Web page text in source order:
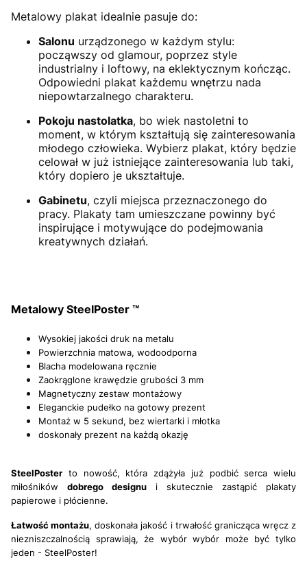
Metalowy plakat idealnie pasuje do:
Salonu urządzonego w każdym stylu:
począwszy od glamour, poprzez style
industrialny i loftowy, na eklektycznym kończąc.
Odpowiedni plakat każdemu wnętrzu nada
niepowtarzalnego charakteru.
Pokoju nastolatka, bo wiek nastoletni to
moment, w którym kształtują się zainteresowania
młodego człowieka. Wybierz plakat, który będzie
celował w już istniejące zainteresowania lub taki,
który dopiero je ukształtuje.
Gabinetu, czyli miejsca przeznaczonego do
pracy. Plakaty tam umieszczane powinny być
inspirujące i motywujące do podejmowania
kreatywnych działań.
Metalowy SteelPoster ™
Wysokiej jakości druk na metalu
Powierzchnia matowa, wodoodporna
Blacha modelowana ręcznie
Zaokrąglone krawędzie grubości 3 mm
Magnetyczny zestaw montażowy
Eleganckie pudełko na gotowy prezent
Montaż w 5 sekund, bez wiertarki i młotka
doskonały prezent na każdą okazję
SteelPoster to nowość, która zdążyła już podbić serca wielu
miłośnikówdobrego designu i skutecznie zastąpić plakaty
papierowe i płócienne.
Łatwość montażu, doskonała jakość i trwałość granicząca wręcz z
niezniszczalnością sprawiają, że wybór wybór może być tylko
jeden - SteelPoster!